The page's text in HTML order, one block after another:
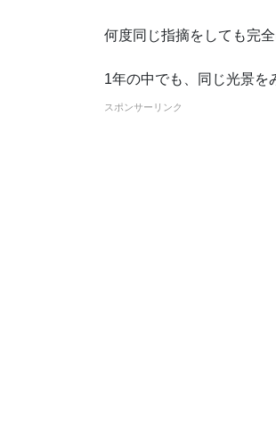
何度同じ指摘をしても完
1年の中でも、同じ光景を
スポンサーリンク